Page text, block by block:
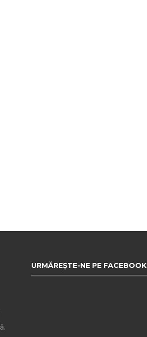
URMĂREȘTE-NE PE FACEBOOK